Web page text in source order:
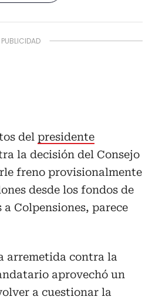
del presidente
la decisión del Consejo
freno provisionalmente
desde los fondos de
Colpensiones, parece
arremetida contra la
aprovechó un
a cuestionar la